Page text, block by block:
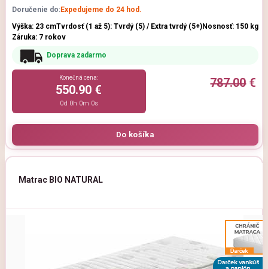
Doručenie do:Expedujeme do 24 hod.
Výška: 23 cmTvrdosť (1 až 5): Tvrdý (5) / Extra tvrdý (5+)Nosnosť: 150 kg
Záruka: 7 rokov
Doprava zadarmo
787.00€
Konečná cena:
550.90 €
0d 0h 0m 0s
Matrac BIO NATURAL